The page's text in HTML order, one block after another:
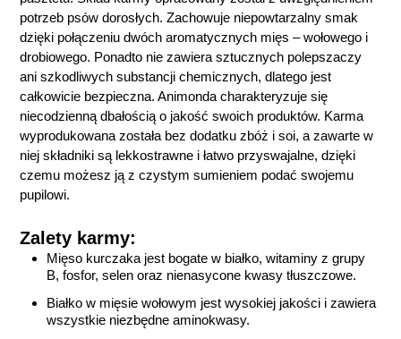
potrzeb psów dorosłych. Zachowuje niepowtarzalny smak
dzięki połączeniu dwóch aromatycznych mięs – wołowego i
drobiowego. Ponadto nie zawiera sztucznych polepszaczy
ani szkodliwych substancji chemicznych, dlatego jest
całkowicie bezpieczna. Animonda charakteryzuje się
niecodzienną dbałością o jakość swoich produktów. Karma
wyprodukowana została bez dodatku zbóż i soi, a zawarte w
niej składniki są lekkostrawne i łatwo przyswajalne, dzięki
czemu możesz ją z czystym sumieniem podać swojemu
pupilowi.
Zalety karmy:
Mięso kurczaka jest bogate w białko, witaminy z grupy
B, fosfor, selen oraz nienasycone kwasy tłuszczowe.
Białko w mięsie wołowym jest wysokiej jakości i zawiera
wszystkie niezbędne aminokwasy.